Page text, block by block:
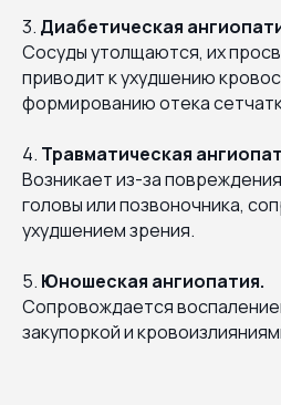
3. Диабетическая
Сосуды утолщаются, их
приводит к ухудшению
формированию отека
4. Травматическая
Возникает из-за
головы или позвоночника,
ухудшением зрения.
5. Юношеская ангиопатия.
Сопровождается
закупоркой и